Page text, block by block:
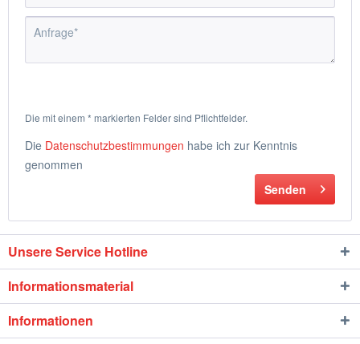
Die mit einem * markierten Felder sind Pflichtfelder.
Die Datenschutzbestimmungen habe ich zur Kenntnis
genommen
Senden
Unsere Service Hotline
Informationsmaterial
Informationen